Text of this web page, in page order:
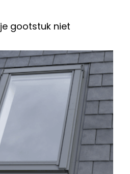
gootstuk niet